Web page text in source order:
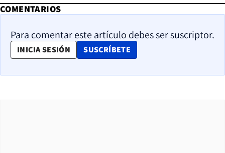
COMENTARIOS
Para comentar este artículo debes ser suscriptor.
INICIA SESIÓN SUSCRÍBETE
OPENS IN NEW WINDOW